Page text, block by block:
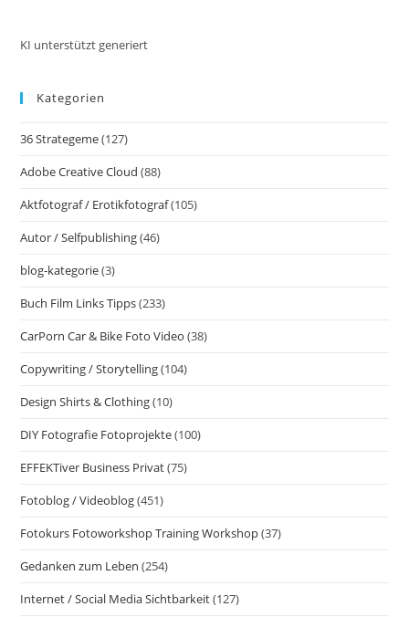
Mikrofon,
Cardioid
Deutsch
German
KI unterstützt generiert
Kategorien
36 Strategeme(127)
Adobe Creative Cloud (88)
Aktfotograf / Erotikfotograf(105)
Autor / Selfpublishing(46)
blog-kategorie(3)
Buch Film Links Tipps(233)
CarPorn Car & Bike Foto Video (38)
Copywriting / Storytelling(104)
Design Shirts & Clothing(10)
DIY Fotografie Fotoprojekte(100)
EFFEKTiver Business Privat(75)
Fotoblog / Videoblog(451)
Fotokurs Fotoworkshop Training Workshop(37)
Gedanken zum Leben (254)
Internet / Social Media Sichtbarkeit(127)